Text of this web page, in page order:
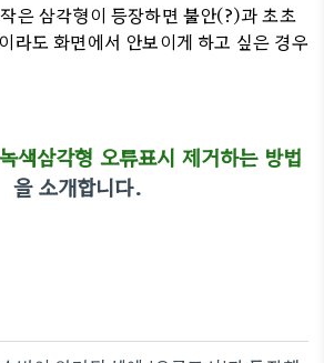
은 삼각형이 등장하면 불안(?)과 초초
라도 화면에서 안보이게 하고 싶은 경우
색삼각형 오류표시 제거하는 방법
을 소개합니다.